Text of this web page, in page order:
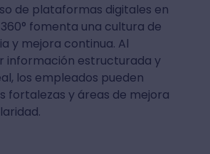
de plataformas digitales en
fomenta una cultura de
y mejora continua. Al
información estructurada y
los empleados pueden
fortalezas y áreas de mejora